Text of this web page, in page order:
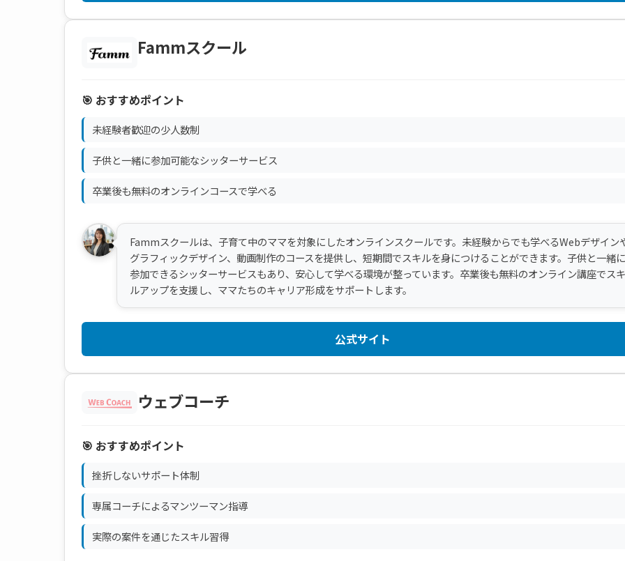
Fammスクール
🎯 おすすめポイント
未経験者歓迎の少人数制
子供と一緒に参加可能なシッターサービス
卒業後も無料のオンラインコースで学べる
Fammスクールは、子育て中のママを対象にしたオンラインスクールです。未経験からでも学べるWebデザイン
グラフィックデザイン、動画制作のコースを提供し、短期間でスキルを身につけることができます。子供と一緒に
参加できるシッターサービスもあり、安心して学べる環境が整っています。卒業後も無料のオンライン講座でスキ
ルアップを支援し、ママたちのキャリア形成をサポートします。
公式サイト
ウェブコーチ
🎯 おすすめポイント
挫折しないサポート体制
専属コーチによるマンツーマン指導
実際の案件を通じたスキル習得